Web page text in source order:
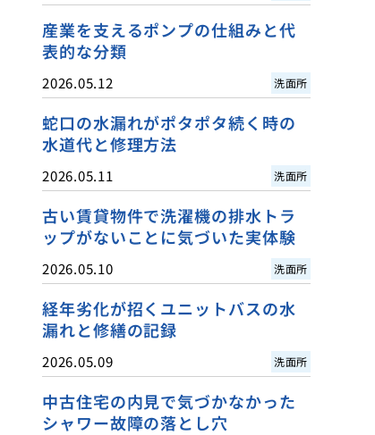
産業を支えるポンプの仕組みと代
表的な分類
2026.05.12 洗面所
蛇口の水漏れがポタポタ続く時の
水道代と修理方法
2026.05.11 洗面所
古い賃貸物件で洗濯機の排水トラ
ップがないことに気づいた実体験
2026.05.10 洗面所
経年劣化が招くユニットバスの水
漏れと修繕の記録
2026.05.09 洗面所
中古住宅の内見で気づかなかった
シャワー故障の落とし穴